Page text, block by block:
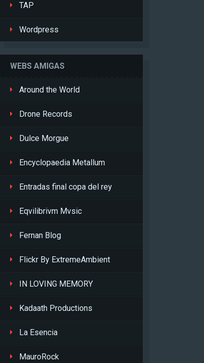
TAP
Wordpress
WEBS AMIGAS
Around the World
Drone Records
Dulce Morgue
Encyclopaedia Metallum
Entradas final copa del rey
Eqvilibrivm Mvsic
Fernan Blog
Flickr By ExtremeAmbient
IN LOVING MEMORY
Kadaath Productions
La Esencia
MauroRock